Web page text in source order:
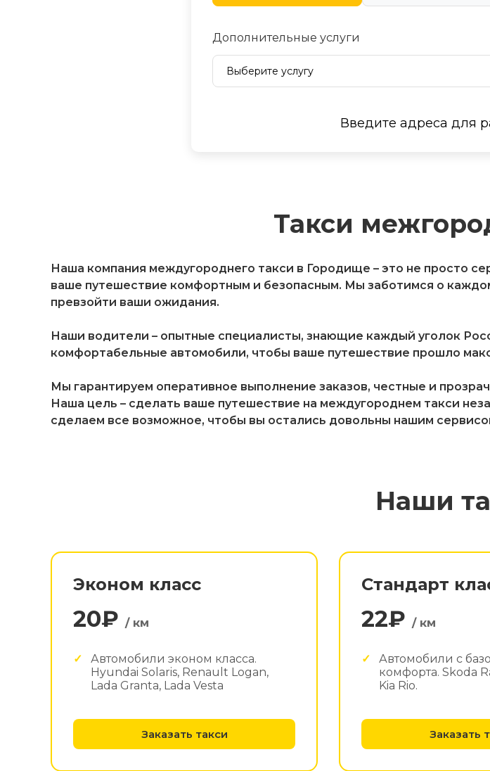
Дополнительные услуги
Введите адреса для
Такси
Наша компания междугороднего такси в Городище – это не просто
ваше путешествие комфортным и безопасным. Мы заботимся о
превзойти ваши ожидания.
Наши водители – опытные специалисты, знающие каждый уголок
комфортабельные автомобили, чтобы ваше путешествие прошло
Мы гарантируем оперативное выполнение заказов, честные и
Наша цель – сделать ваше путешествие на междугороднем такси
сделаем все возможное, чтобы вы остались довольны нашим
Наши
Эконом класс
20₽ / км
Автомобили эконом класса.
Hyundai Solaris, Renault Logan,
Lada Granta, Lada Vesta
Заказать такси
Стандарт
22₽ / км
Автомобили с
комфорта. Skoda
Kia Rio.
Заказать